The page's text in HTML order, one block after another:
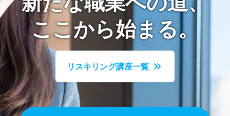
ここから始まる。
リスキリング講座一覧